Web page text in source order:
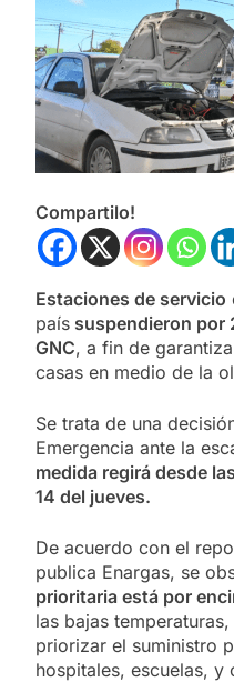
Compartilo!
Estaciones de servicio
país suspendieron por
GNC, a fin de
casas en medio de la
Se trata de una
Emergencia ante la
medida regirá desde
14 del jueves.
De acuerdo con el
publica Enargas, se
prioritaria está por
las bajas
priorizar el suministro
hospitales, escuelas,